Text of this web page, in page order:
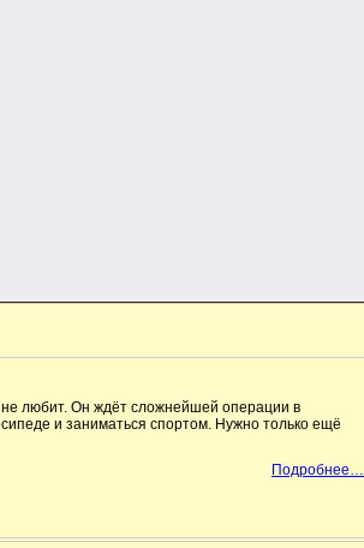
не любит. Он ждёт сложнейшей операции в
и заниматься спортом. Нужно только ещё
Подробнее…